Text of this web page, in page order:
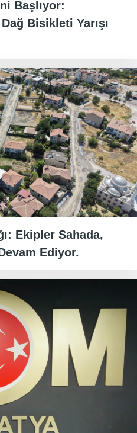
Başlıyor:
Bisikleti Yarışı
Ekipler Sahada,
Ediyor.